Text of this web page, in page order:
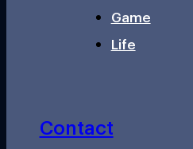
Game
Life
Contact